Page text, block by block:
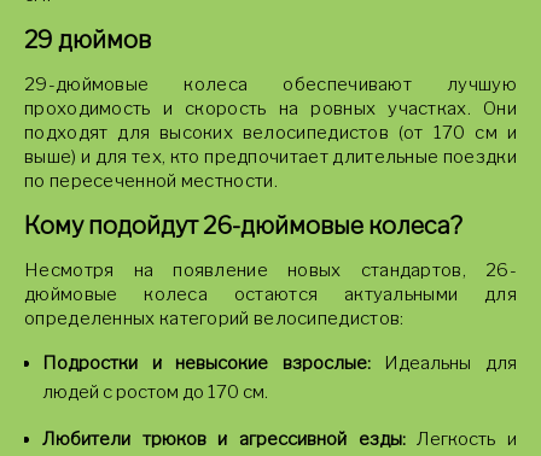
29 дюймов
29-дюймовые колеса обеспечивают лучшую
проходимость и скорость на ровных участках. Они
подходят для высоких велосипедистов (от 170 см и
выше) и для тех, кто предпочитает длительные поездки
по пересеченной местности.
Кому подойдут 26-дюймовые колеса?
Несмотря на появление новых стандартов, 26-
дюймовые колеса остаются актуальными для
определенных категорий велосипедистов:
Подростки и невысокие взрослые:Идеальны для
людей с ростом до 170 см.
Любители трюков и агрессивной езды:Легкость и